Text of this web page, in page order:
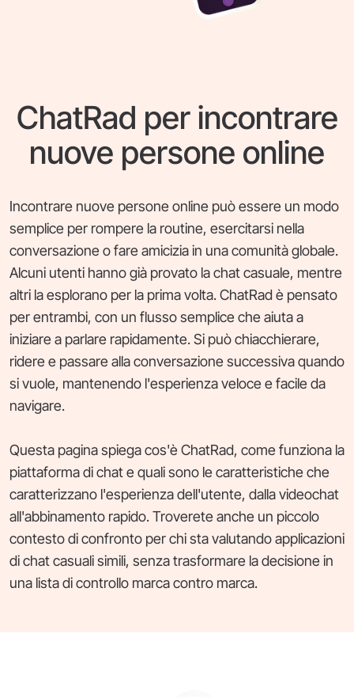
ChatRad per incontrare
nuove persone online
Incontrare nuove persone online può essere un modo
semplice per rompere la routine, esercitarsi nella
conversazione o fare amicizia in una comunità globale.
Alcuni utenti hanno già provato la chat casuale, mentre
altri la esplorano per la prima volta. ChatRad è pensato
per entrambi, con un flusso semplice che aiuta a
iniziare a parlare rapidamente. Si può chiacchierare,
ridere e passare alla conversazione successiva quando
si vuole, mantenendo l'esperienza veloce e facile da
navigare.
Questa pagina spiega cos'è ChatRad, come funziona la
piattaforma di chat e quali sono le caratteristiche che
caratterizzano l'esperienza dell'utente, dalla videochat
all'abbinamento rapido. Troverete anche un piccolo
contesto di confronto per chi sta valutando applicazioni
di chat casuali simili, senza trasformare la decisione in
una lista di controllo marca contro marca.